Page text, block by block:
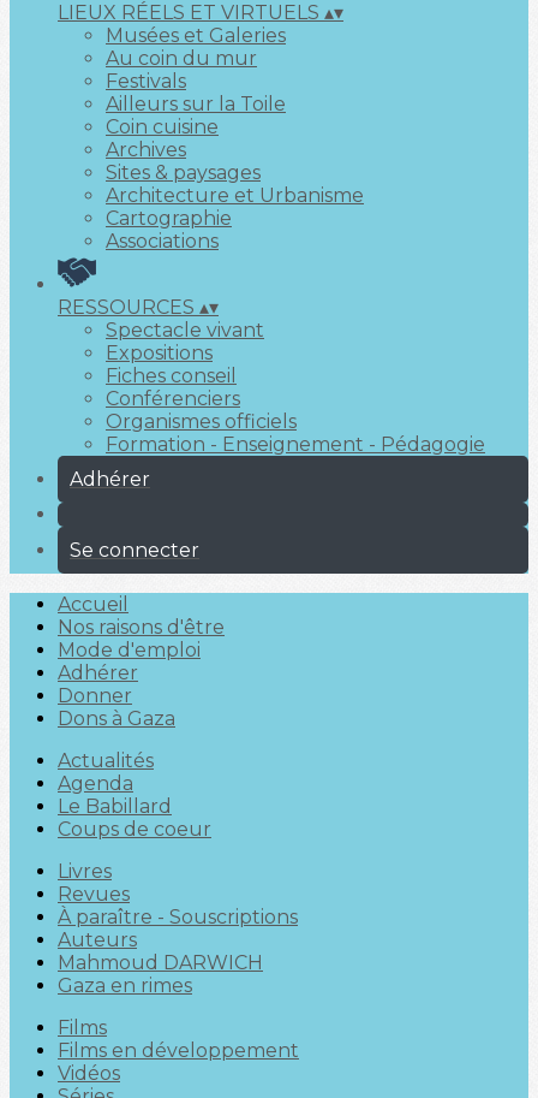
LIEUX RÉELS ET VIRTUELS ▴▾
Musées et Galeries
Au coin du mur
Festivals
Ailleurs sur la Toile
Coin cuisine
Archives
Sites & paysages
Architecture et Urbanisme
Cartographie
Associations
RESSOURCES ▴▾
Spectacle vivant
Expositions
Fiches conseil
Conférenciers
Organismes officiels
Formation - Enseignement - Pédagogie
Adhérer
Se connecter
Accueil
Nos raisons d'être
Mode d'emploi
Adhérer
Donner
Dons à Gaza
Actualités
Agenda
Le Babillard
Coups de coeur
Livres
Revues
À paraître - Souscriptions
Auteurs
Mahmoud DARWICH
Gaza en rimes
Films
Films en développement
Vidéos